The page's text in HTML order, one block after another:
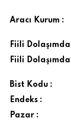
Aracı Kurum :
Fiili
Fiili
Bist Kodu :
Endeks :
Pazar :